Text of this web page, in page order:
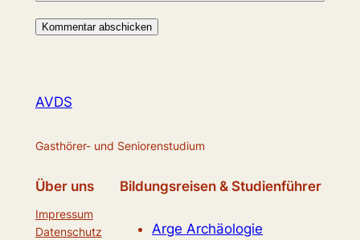
AVDS
Gasthörer- und Seniorenstudium
Über uns
Impressum
Datenschutz
Bildungsreisen & Studienführer
Arge Archäologie